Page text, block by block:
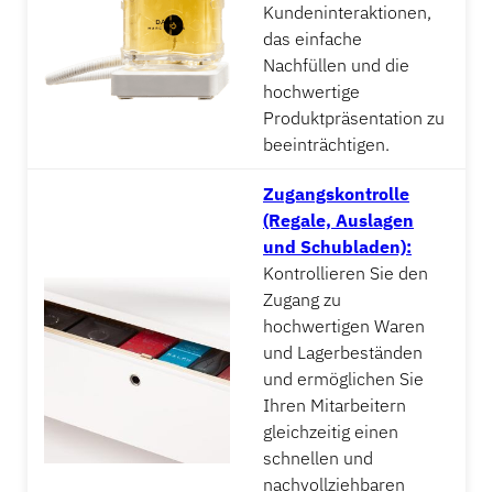
Kundeninteraktionen,
das einfache
Nachfüllen und die
hochwertige
Produktpräsentation zu
beeinträchtigen.
Zugangskontrolle
(Regale, Auslagen
und Schubladen):
Kontrollieren Sie den
Zugang zu
hochwertigen Waren
und Lagerbeständen
und ermöglichen Sie
Ihren Mitarbeitern
gleichzeitig einen
schnellen und
nachvollziehbaren